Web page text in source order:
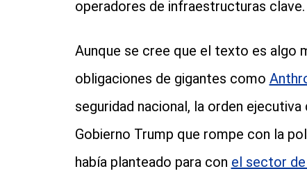
operadores de infraestructuras clave.
Aunque se cree que el texto es algo
obligaciones de gigantes como
seguridad nacional, la orden
Gobierno Trump que rompe con la
había planteado para con el sector